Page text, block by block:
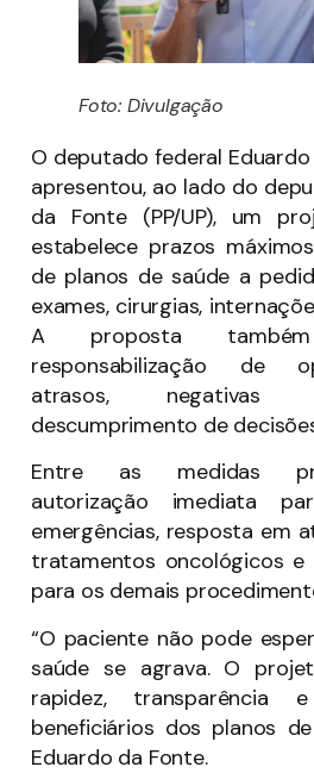
Foto: Divulgação
O deputado federal Eduardo
apresentou, ao lado do
da Fonte (PP/UP), um
estabelece prazos
de planos de saúde a
exames, cirurgias,
A proposta
responsabilização de
atrasos, negativas
descumprimento de
Entre as medidas
autorização imediata
emergências, resposta em
tratamentos oncológicos e
para os demais
“O paciente não pode
saúde se agrava. O
rapidez, transparência
beneficiários dos planos
Eduardo da Fonte.